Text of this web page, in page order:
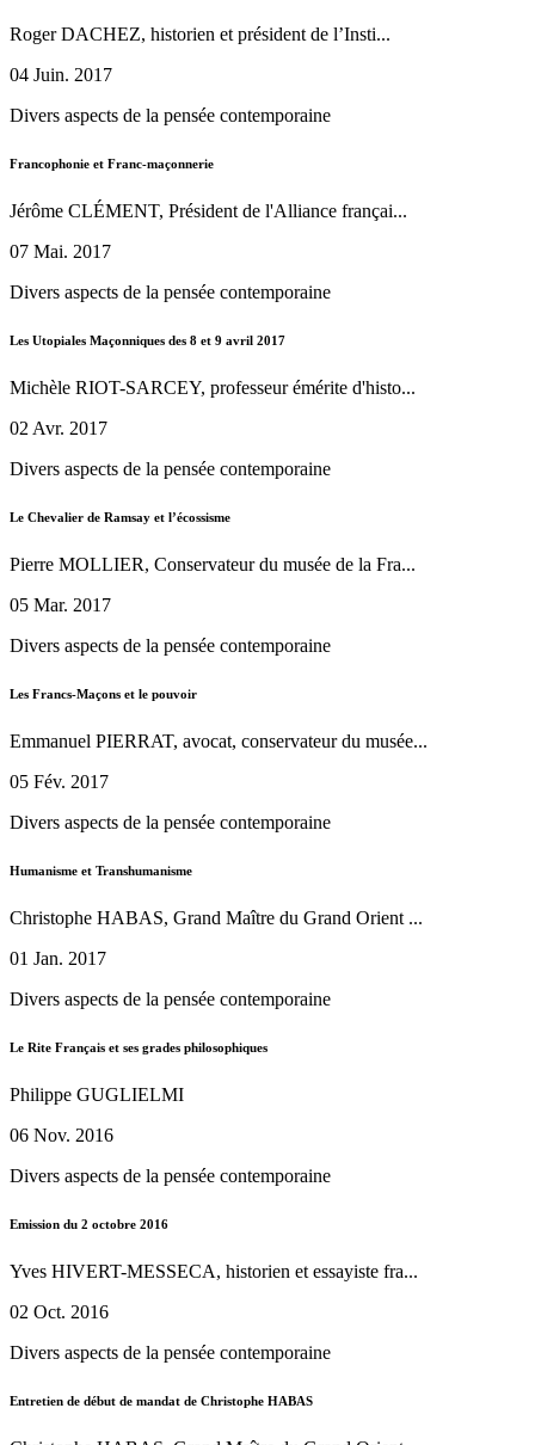
Roger DACHEZ, historien et président de l’Insti...
04 Juin. 2017
Divers aspects de la pensée contemporaine
Francophonie et Franc-maçonnerie
Jérôme CLÉMENT, Président de l'Alliance françai...
07 Mai. 2017
Divers aspects de la pensée contemporaine
Les Utopiales Maçonniques des 8 et 9 avril 2017
Michèle RIOT-SARCEY, professeur émérite d'histo...
02 Avr. 2017
Divers aspects de la pensée contemporaine
Le Chevalier de Ramsay et l’écossisme
Pierre MOLLIER, Conservateur du musée de la Fra...
05 Mar. 2017
Divers aspects de la pensée contemporaine
Les Francs-Maçons et le pouvoir
Emmanuel PIERRAT, avocat, conservateur du musée...
05 Fév. 2017
Divers aspects de la pensée contemporaine
Humanisme et Transhumanisme
Christophe HABAS, Grand Maître du Grand Orient ...
01 Jan. 2017
Divers aspects de la pensée contemporaine
Le Rite Français et ses grades philosophiques
Philippe GUGLIELMI
06 Nov. 2016
Divers aspects de la pensée contemporaine
Emission du 2 octobre 2016
Yves HIVERT-MESSECA, historien et essayiste fra...
02 Oct. 2016
Divers aspects de la pensée contemporaine
Entretien de début de mandat de Christophe HABAS